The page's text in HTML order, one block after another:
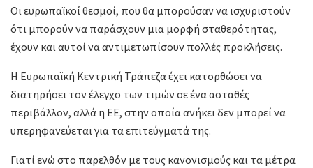
Οι ευρωπαϊκοί θεσμοί, που θα μπορούσαν να ισχυριστούν
ότι μπορούν να παράσχουν μια μορφή σταθερότητας,
έχουν και αυτοί να αντιμετωπίσουν πολλές προκλήσεις.
Η Ευρωπαϊκή Κεντρική Τράπεζα έχει κατορθώσει να
διατηρήσει τον έλεγχο των τιμών σε ένα ασταθές
περιβάλλον, αλλά η ΕΕ, στην οποία ανήκει δεν μπορεί να
υπερηφανεύεται για τα επιτεύγματά της.
Γιατί ενώ στο παρελθόν με τους κανονισμούς και τα μέτρα